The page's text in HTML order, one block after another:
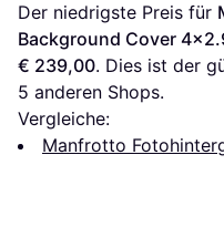
Der niedrigste Preis für
Background Cover
€ 239,00
5 anderen Shops.
Vergleiche:
Manfrotto